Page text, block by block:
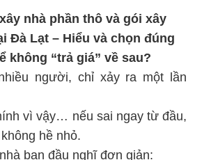
nhà phần thô và gói xây
Đà Lạt – Hiểu và chọn đúng
không “trả giá” về sau?
người, chỉ xảy ra một lần
vì vậy… nếu sai ngay từ đầu,
hề nhỏ.
ban đầu nghĩ đơn giản: